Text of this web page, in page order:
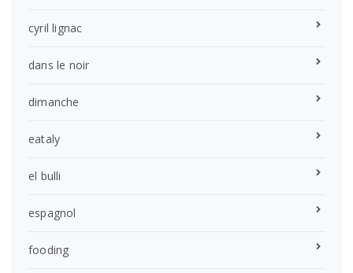
cyril lignac
dans le noir
dimanche
eataly
el bulli
espagnol
fooding